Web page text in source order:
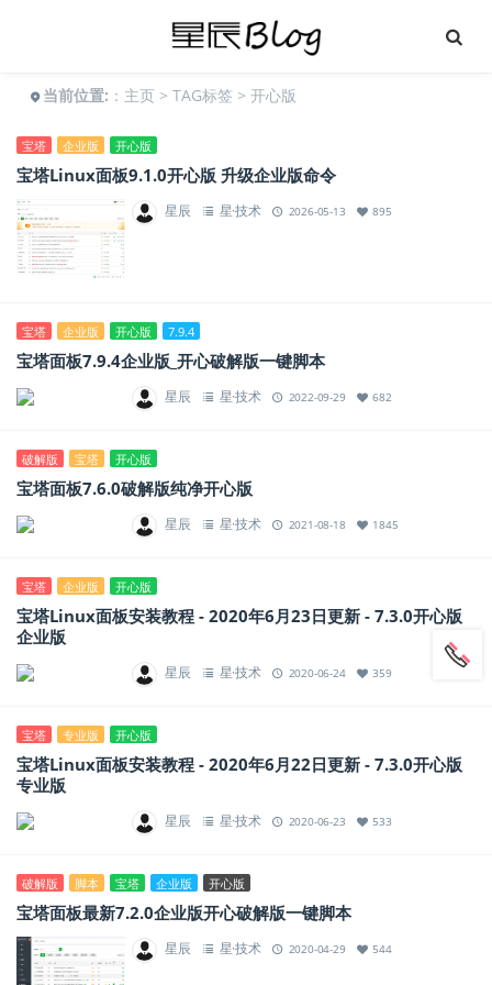
当前位置: ： 主页 > TAG标签 > 开心版
宝塔 企业版 开心版
宝塔Linux面板9.1.0开心版 升级企业版命令
星辰 星·技术 2026-05-13 895
宝塔 企业版 开心版 7.9.4
宝塔面板7.9.4企业版_开心破解版一键脚本
星辰 星·技术 2022-09-29 682
破解版 宝塔 开心版
宝塔面板7.6.0破解版纯净开心版
星辰 星·技术 2021-08-18 1845
宝塔 企业版 开心版
宝塔Linux面板安装教程 - 2020年6月23日更新 - 7.3.0开心版
企业版
星辰 星·技术 2020-06-24 359
宝塔 专业版 开心版
宝塔Linux面板安装教程 - 2020年6月22日更新 - 7.3.0开心版
专业版
星辰 星·技术 2020-06-23 533
破解版 脚本 宝塔 企业版 开心版
宝塔面板最新7.2.0企业版开心破解版一键脚本
星辰 星·技术 2020-04-29 544